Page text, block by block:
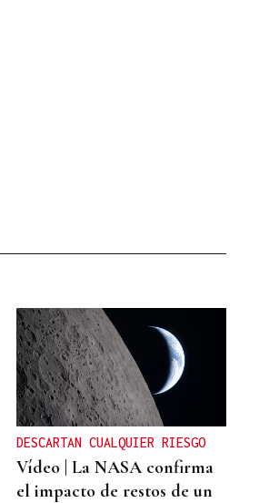
DESCARTAN CUALQUIER RIESGO
Vídeo | La NASA confirma
el impacto de restos de un